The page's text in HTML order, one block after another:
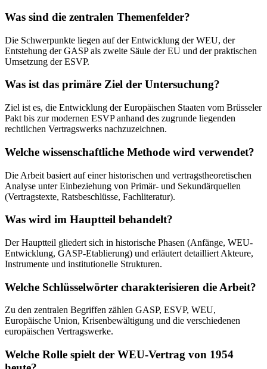
Was sind die zentralen Themenfelder?
Die Schwerpunkte liegen auf der Entwicklung der WEU, der
Entstehung der GASP als zweite Säule der EU und der praktischen
Umsetzung der ESVP.
Was ist das primäre Ziel der Untersuchung?
Ziel ist es, die Entwicklung der Europäischen Staaten vom Brüsseler
Pakt bis zur modernen ESVP anhand des zugrunde liegenden
rechtlichen Vertragswerks nachzuzeichnen.
Welche wissenschaftliche Methode wird verwendet?
Die Arbeit basiert auf einer historischen und vertragstheoretischen
Analyse unter Einbeziehung von Primär- und Sekundärquellen
(Vertragstexte, Ratsbeschlüsse, Fachliteratur).
Was wird im Hauptteil behandelt?
Der Hauptteil gliedert sich in historische Phasen (Anfänge, WEU-
Entwicklung, GASP-Etablierung) und erläutert detailliert Akteure,
Instrumente und institutionelle Strukturen.
Welche Schlüsselwörter charakterisieren die Arbeit?
Zu den zentralen Begriffen zählen GASP, ESVP, WEU,
Europäische Union, Krisenbewältigung und die verschiedenen
europäischen Vertragswerke.
Welche Rolle spielt der WEU-Vertrag von 1954